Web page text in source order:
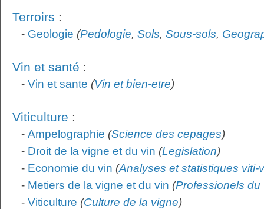
Terroirs :
- Geologie (Pedologie, Sols, Sous-sols,
Vin et santé :
- Vin et sante (Vin et bien-etre)
Viticulture :
- Ampelographie (Science des cepages)
- Droit de la vigne et du vin (Legislation)
- Economie du vin (Analyses et statistiques viti-
- Metiers de la vigne et du vin (Professionels du
- Viticulture (Culture de la vigne)